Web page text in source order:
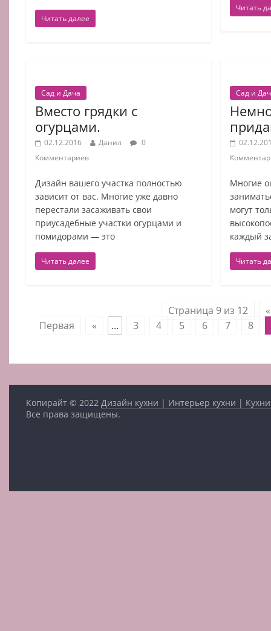
Читать далее
Читать
Сад и Дача
Вместо грядки с
огурцами.
02.12.2016 Данил
0
Комментариев
Дизайн вашего участка полностью
зависит от вас. Многие уже давно
перестали засаживать свои
приусадебные участки огурцами и
помидорами — это
Читать далее
Сад и
Многие
могут
каждый
Читать
Страница 9 из 12
«
Первая
« ... 3 4 5 6 7 8
Копирайт © 2022Дизайн кухни | Интерьер кухни |
Все права защищены.